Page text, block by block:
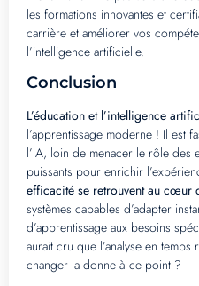
les formations innovantes et
carrière et améliorer vos
l’intelligence artificielle.
Conclusion
L’éducation et l’intelligence
l’apprentissage moderne ! Il est
l’IA, loin de menacer le rôle des
puissants pour enrichir
efficacité se retrouvent au cœur
systèmes capables d’adapter
d’apprentissage aux besoins
aurait cru que l’analyse en
changer la donne à ce point ?